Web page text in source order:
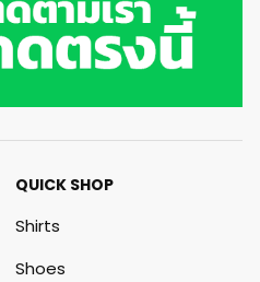
QUICK SHOP
Shirts
Shoes